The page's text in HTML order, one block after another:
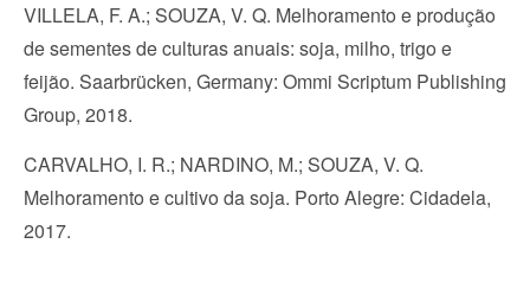
VILLELA, F. A.; SOUZA, V. Q. Melhoramento e produção
de sementes de culturas anuais: soja, milho, trigo e
feijão. Saarbrücken, Germany: Ommi Scriptum Publishing
Group, 2018.
CARVALHO, I. R.; NARDINO, M.; SOUZA, V. Q.
Melhoramento e cultivo da soja. Porto Alegre: Cidadela,
2017.